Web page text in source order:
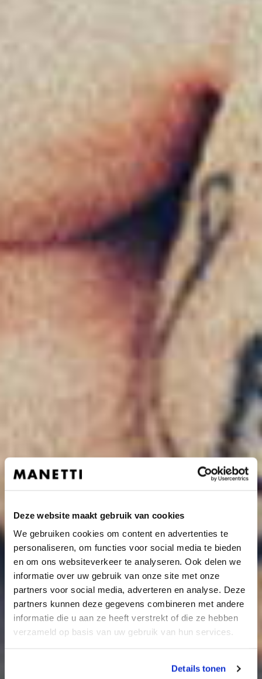
Deze website maakt gebruik van cookies
We gebruiken cookies om content en advertenties te
personaliseren, om functies voor social media te bieden
en om ons websiteverkeer te analyseren. Ook delen we
informatie over uw gebruik van onze site met onze
partners voor social media, adverteren en analyse. Deze
partners kunnen deze gegevens combineren met andere
informatie die u aan ze heeft verstrekt of die ze hebben
verzameld op basis van uw gebruik van hun services.
Details tonen